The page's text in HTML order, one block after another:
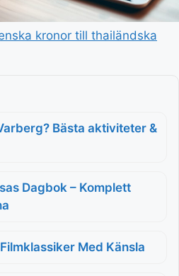
kronor till thailändska
Bästa aktiviteter &
Dagbok – Komplett
Med Känsla